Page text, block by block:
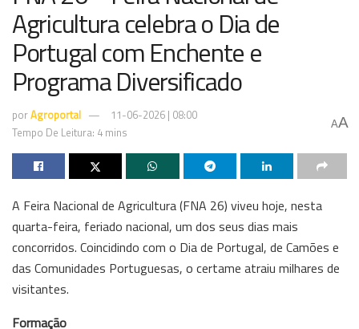
Agricultura celebra o Dia de
Portugal com Enchente e
Programa Diversificado
porAgroportal
11-06-2026 | 08:00
Tempo De Leitura: 4 mins
AA
A Feira Nacional de Agricultura (FNA 26) viveu hoje, nesta
quarta-feira, feriado nacional, um dos seus dias mais
concorridos. Coincidindo com o Dia de Portugal, de Camões e
das Comunidades Portuguesas, o certame atraiu milhares de
visitantes.
Formação